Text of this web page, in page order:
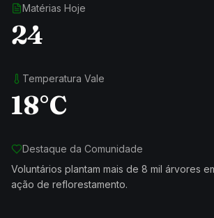
Matérias Hoje
24
Temperatura Vale
18°C
Destaque da Comunidade
Voluntários plantam mais de 8 mil árvores
ação de reflorestamento.